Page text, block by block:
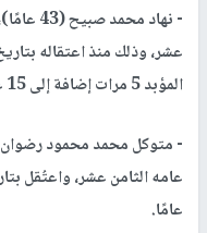
- نهاد
المؤبد 5 مرات إضافة إلى 15 عاماً.
عامًا.